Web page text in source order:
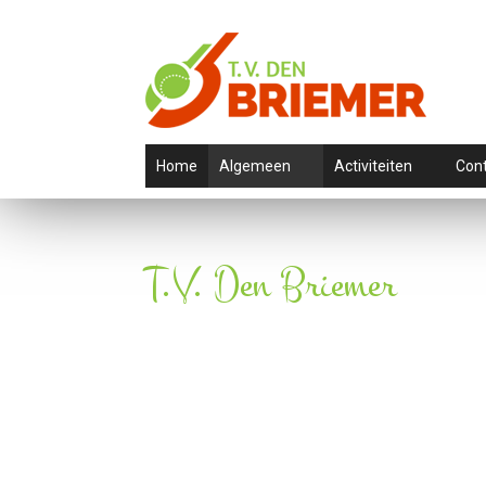
Home Algemeen Activiteiten
T.V. Den Briemer